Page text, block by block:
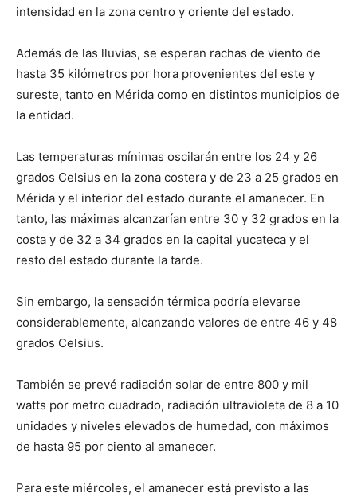
intensidad en la zona centro y oriente del estado.
Además de las lluvias, se esperan rachas de viento de
hasta 35 kilómetros por hora provenientes del este y
sureste, tanto en Mérida como en distintos municipios de
la entidad.
Las temperaturas mínimas oscilarán entre los 24 y 26
grados Celsius en la zona costera y de 23 a 25 grados en
Mérida y el interior del estado durante el amanecer. En
tanto, las máximas alcanzarían entre 30 y 32 grados en la
costa y de 32 a 34 grados en la capital yucateca y el
resto del estado durante la tarde.
Sin embargo, la sensación térmica podría elevarse
considerablemente, alcanzando valores de entre 46 y 48
grados Celsius.
También se prevé radiación solar de entre 800 y mil
watts por metro cuadrado, radiación ultravioleta de 8 a 10
unidades y niveles elevados de humedad, con máximos
de hasta 95 por ciento al amanecer.
Para este miércoles, el amanecer está previsto a las